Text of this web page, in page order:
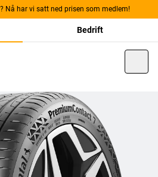
Nå har vi satt ned prisen som medlem!
Bedrift